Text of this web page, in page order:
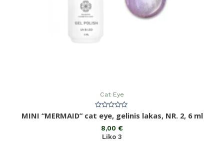
Cat Eye
Įvertinimas:
0
MINI “MERMAID” cat eye, gelinis lakas, NR. 2, 6 ml
8,00 €
Liko 3